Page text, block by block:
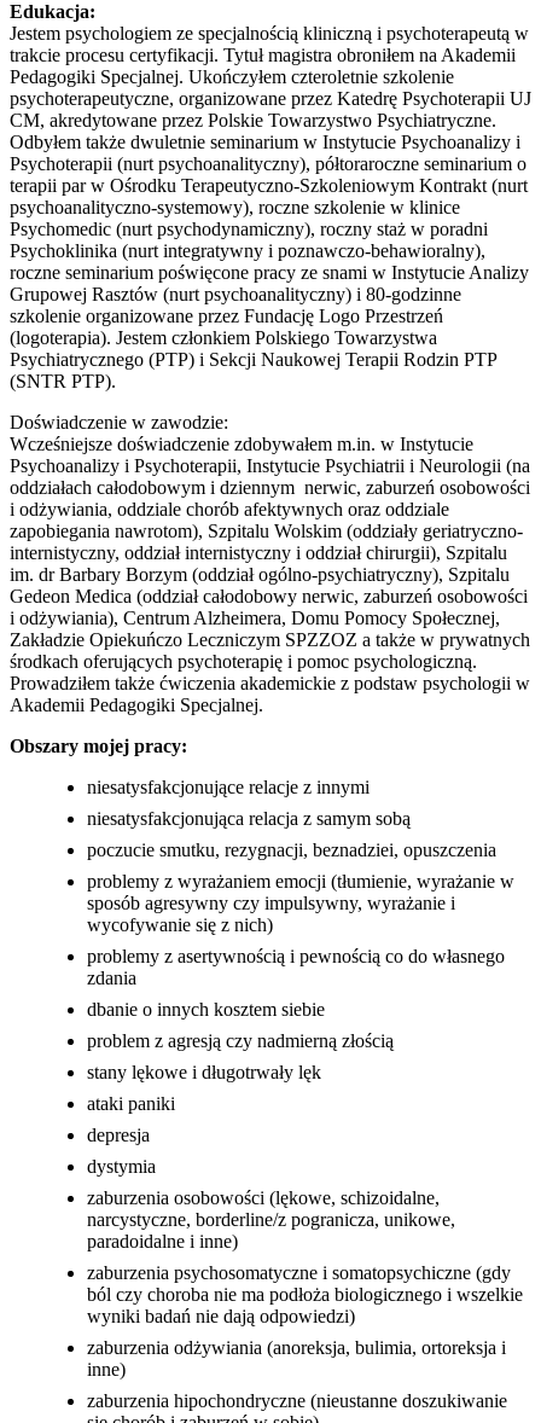
Edukacja:
Jestem psychologiem ze specjalnością kliniczną i psychoterapeutą w
trakcie procesu certyfikacji. Tytuł magistra obroniłem na Akademii
Pedagogiki Specjalnej. Ukończyłem czteroletnie szkolenie
psychoterapeutyczne, organizowane przez Katedrę Psychoterapii UJ
CM, akredytowane przez Polskie Towarzystwo Psychiatryczne.
Odbyłem także dwuletnie seminarium w Instytucie Psychoanalizy i
Psychoterapii (nurt psychoanalityczny), półtoraroczne seminarium o
terapii par w Ośrodku Terapeutyczno-Szkoleniowym Kontrakt (nurt
psychoanalityczno-systemowy), roczne szkolenie w klinice
Psychomedic (nurt psychodynamiczny), roczny staż w poradni
Psychoklinika (nurt integratywny i poznawczo-behawioralny),
roczne seminarium poświęcone pracy ze snami w Instytucie Analizy
Grupowej Rasztów (nurt psychoanalityczny) i 80-godzinne
szkolenie organizowane przez Fundację Logo Przestrzeń
(logoterapia). Jestem członkiem Polskiego Towarzystwa
Psychiatrycznego (PTP) i Sekcji Naukowej Terapii Rodzin PTP
(SNTR PTP).
Doświadczenie w zawodzie:
Wcześniejsze doświadczenie zdobywałem m.in. w Instytucie
Psychoanalizy i Psychoterapii, Instytucie Psychiatrii i Neurologii (na
oddziałach całodobowym i dziennym nerwic, zaburzeń osobowości
i odżywiania, oddziale chorób afektywnych oraz oddziale
zapobiegania nawrotom), Szpitalu Wolskim (oddziały geriatryczno-
internistyczny, oddział internistyczny i oddział chirurgii), Szpitalu
im. dr Barbary Borzym (oddział ogólno-psychiatryczny), Szpitalu
Gedeon Medica (oddział całodobowy nerwic, zaburzeń osobowości
i odżywiania), Centrum Alzheimera, Domu Pomocy Społecznej,
Zakładzie Opiekuńczo Leczniczym SPZZOZ a także w prywatnych
środkach oferujących psychoterapię i pomoc psychologiczną.
Prowadziłem także ćwiczenia akademickie z podstaw psychologii w
Akademii Pedagogiki Specjalnej.
Obszary mojej pracy:
niesatysfakcjonujące relacje z innymi
niesatysfakcjonująca relacja z samym sobą
poczucie smutku, rezygnacji, beznadziei, opuszczenia
problemy z wyrażaniem emocji (tłumienie, wyrażanie w
sposób agresywny czy impulsywny, wyrażanie i
wycofywanie się z nich)
problemy z asertywnością i pewnością co do własnego
zdania
dbanie o innych kosztem siebie
problem z agresją czy nadmierną złością
stany lękowe i długotrwały lęk
ataki paniki
depresja
dystymia
zaburzenia osobowości (lękowe, schizoidalne,
narcystyczne, borderline/z pogranicza, unikowe,
paradoidalne i inne)
zaburzenia psychosomatyczne i somatopsychiczne (gdy
ból czy choroba nie ma podłoża biologicznego i wszelkie
wyniki badań nie dają odpowiedzi)
zaburzenia odżywiania (anoreksja, bulimia, ortoreksja i
inne)
zaburzenia hipochondryczne (nieustanne doszukiwanie